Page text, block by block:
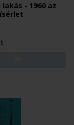
lakás - 1960 az